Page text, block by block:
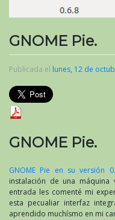
GNOME Pie.
Publicada el lunes, 12 de
GNOME Pie.
GNOME Pie en su versión
instalación de una
entrada les comenté mi
esta pecualiar interfaz
aprendido muchísmo en mi